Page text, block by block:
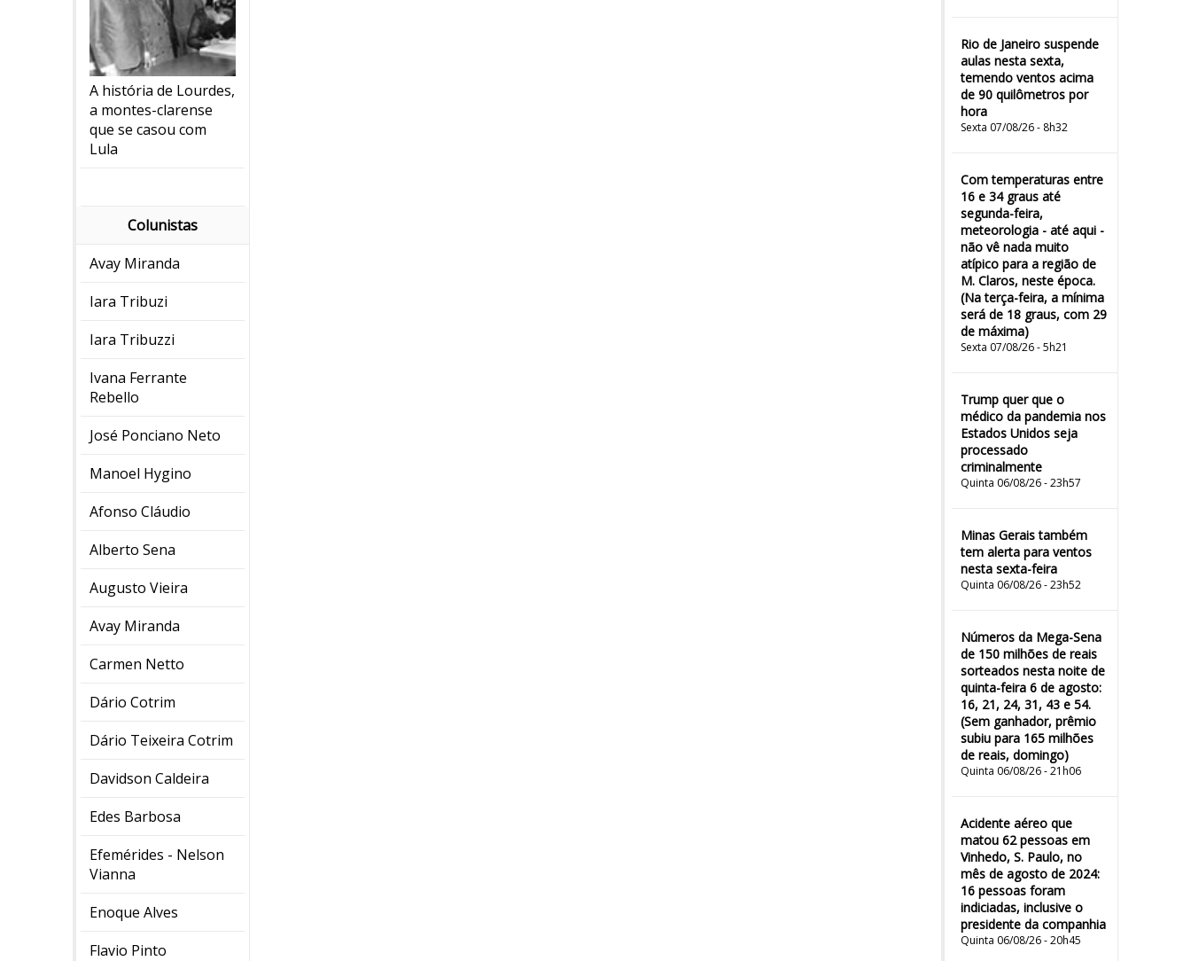
A história de Lourdes,
a montes-clarense
que se casou com
Lula
Colunistas
Avay Miranda
Iara Tribuzi
Iara Tribuzzi
Ivana Ferrante
Rebello
José Ponciano Neto
Manoel Hygino
Afonso Cláudio
Alberto Sena
Augusto Vieira
Avay Miranda
Carmen Netto
Dário Cotrim
Dário Teixeira Cotrim
Davidson Caldeira
Edes Barbosa
Efemérides - Nelson
Vianna
Enoque Alves
Flavio Pinto
Rio de Janeiro suspende
aulas nesta sexta,
temendo ventos acima
de 90 quilômetros por
hora
Sexta 07/08/26 - 8h32
Com temperaturas entre
16 e 34 graus até
segunda-feira,
meteorologia - até aqui -
não vê nada muito
atípico para a região de
M. Claros, neste época.
(Na terça-feira, a mínima
será de 18 graus, com 29
de máxima)
Sexta 07/08/26 - 5h21
Trump quer que o
médico da pandemia nos
Estados Unidos seja
processado
criminalmente
Quinta 06/08/26 - 23h57
Minas Gerais também
tem alerta para ventos
nesta sexta-feira
Quinta 06/08/26 - 23h52
Números da Mega-Sena
de 150 milhões de reais
sorteados nesta noite de
quinta-feira 6 de agosto:
16, 21, 24, 31, 43 e 54.
(Sem ganhador, prêmio
subiu para 165 milhões
de reais, domingo)
Quinta 06/08/26 - 21h06
Acidente aéreo que
matou 62 pessoas em
Vinhedo, S. Paulo, no
mês de agosto de 2024:
16 pessoas foram
indiciadas, inclusive o
presidente da companhia
Quinta 06/08/26 - 20h45